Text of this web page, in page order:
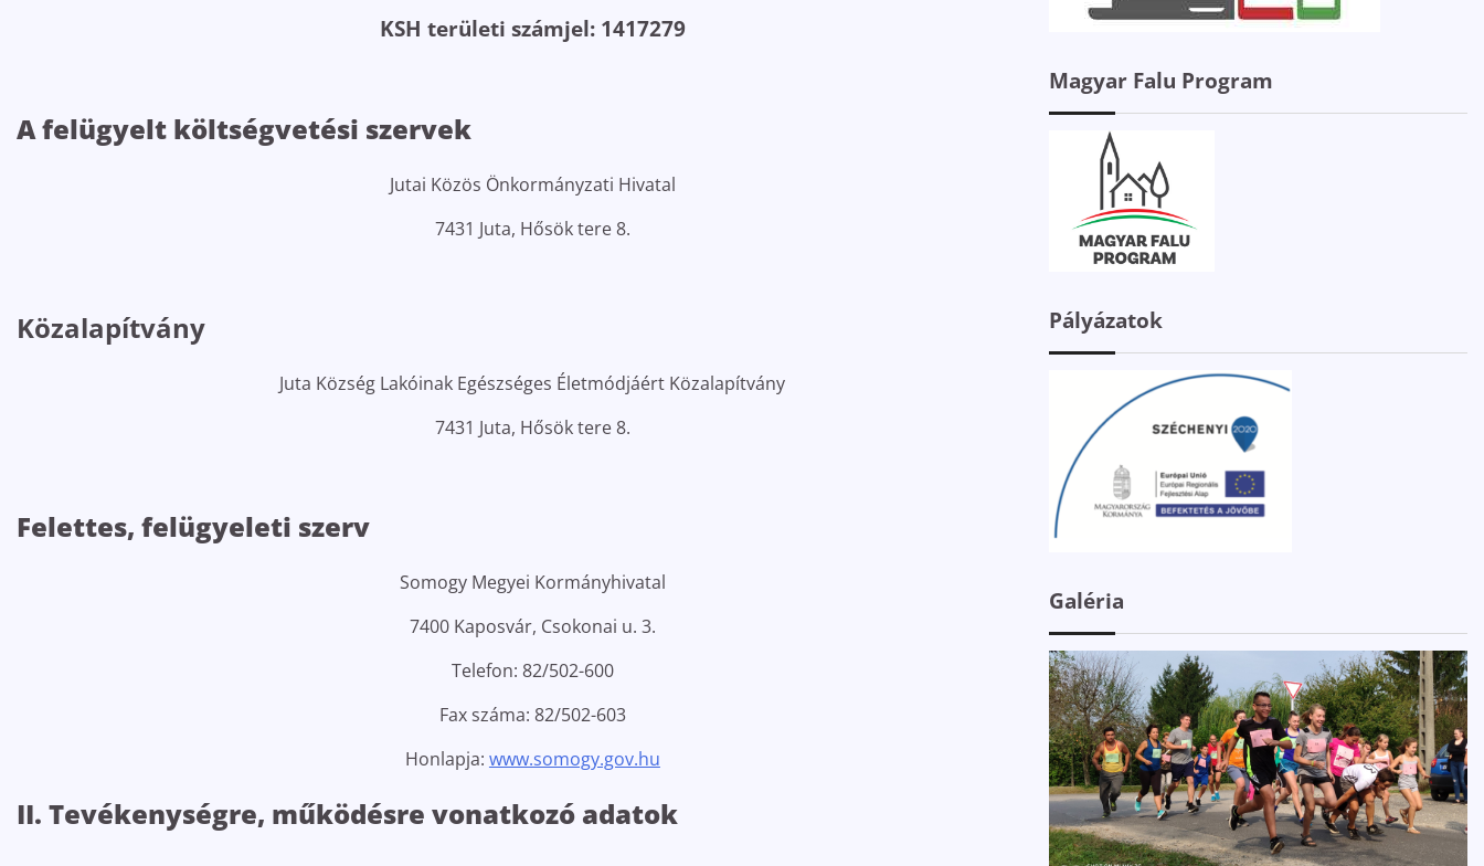
KSH területi számjel: 1417279
A felügyelt költségvetési szervek
Jutai Közös Önkormányzati Hivatal
7431 Juta, Hősök tere 8.
Közalapítvány
Juta Község Lakóinak Egészséges Életmódjáért Közalapítvány
7431 Juta, Hősök tere 8.
Felettes, felügyeleti szerv
Somogy Megyei Kormányhivatal
7400 Kaposvár, Csokonai u. 3.
Telefon: 82/502-600
Fax száma: 82/502-603
Honlapja: www.somogy.gov.hu
II. Tevékenységre, működésre vonatkozó adatok
Magyar Falu Program
Pályázatok
Galéria